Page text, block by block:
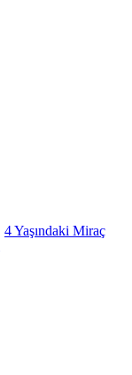
4 Yaşındaki Miraç